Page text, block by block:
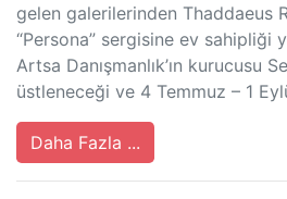
gelen galerilerinden Thaddaeus
“Persona” sergisine ev sahipliği
Artsa Danışmanlık’ın kurucusu
üstleneceği ve 4 Temmuz – 1
Daha Fazla ...